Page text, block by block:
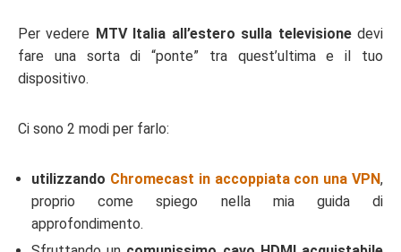
Per vedere MTV Italia all’estero sulla televisionedevi
fare una sorta di “ponte” tra quest’ultima e il tuo
dispositivo.
Ci sono 2 modi per farlo:
utilizzando Chromecast in accoppiata con una VPN,
proprio come spiego nella mia guida di
approfondimento.